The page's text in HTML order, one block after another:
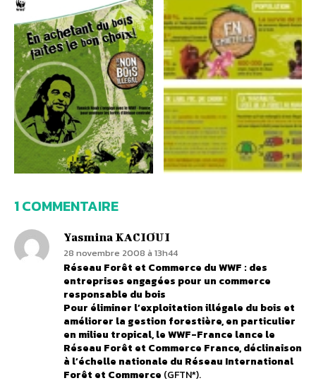
1 COMMENTAIRE
Yasmina KACIOUI
28 novembre 2008 à 13h44
Réseau Forêt et Commerce du WWF : des
entreprises engagées pour un commerce
responsable du bois
Pour éliminer l’exploitation illégale du bois et
améliorer la gestion forestière, en particulier
en milieu tropical, le WWF-France lance le
Réseau Forêt et Commerce France, déclinaison
à l’échelle nationale du Réseau International
Forêt et Commerce (GFTN*).